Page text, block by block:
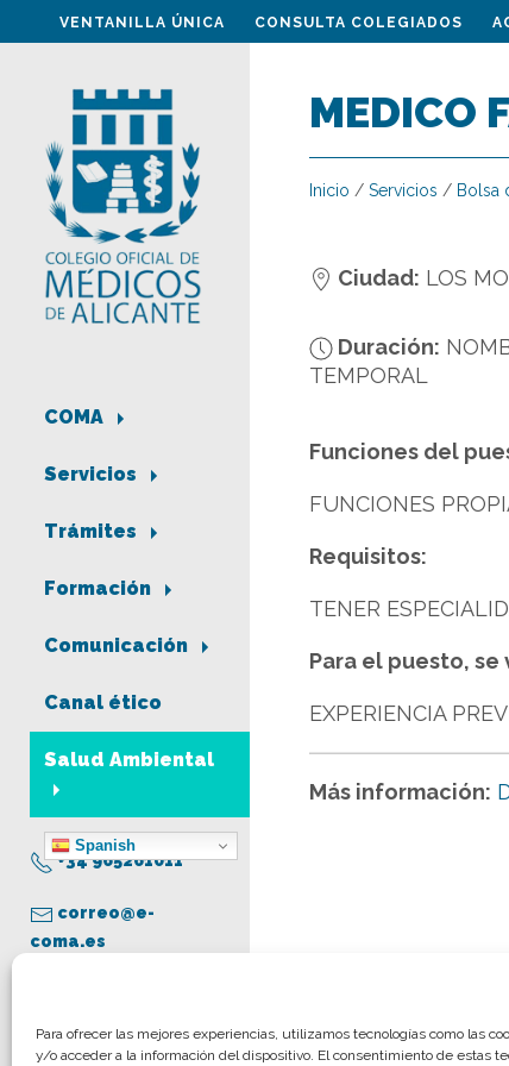
Para ofrecer las mejores experiencias, utilizamos tecnologías como las
y/o acceder a la información del dispositivo. El consentimiento de estas
VENTANILLA ÚNICA CONSULTA COLEGIADOS
COMA
Servicios
Trámites
Formación
Comunicación
Canal ético
Salud Ambiental
Spanish
+34 965261011
correo@e-
coma.es
Aviso legal
MEDICO
Inicio / Servicios / Bolsa
Ciudad: LOS
Duración:
TEMPORAL
Funciones del
FUNCIONES
Requisitos:
TENER
Para el puesto, se
EXPERIENCIA
Más información: